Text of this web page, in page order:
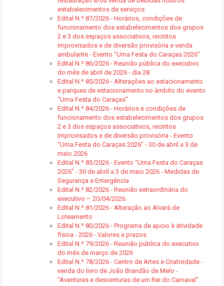
estabelecimentos de serviços:
Edital N.º 87/2026 - Horários, condições de
funcionamento dos estabelecimentos dos grupos
2 e 3 dos espaços associativos, recintos
improvisados e de diversão provisória e venda
ambulante - Evento “Uma Festa do Caraças 2026”
Edital N.º 86/2026 - Reunião pública do executivo
do mês de abril de 2026 - dia 28
Edital N.º 85/2026 - Alterações ao estacionamento
e parques de estacionamento no âmbito do evento
“Uma Festa do Caraças”
Edital N.º 84/2026 - Horários e condições de
funcionamento dos estabelecimentos dos grupos
2 e 3 dos espaços associativos, recintos
improvisados e de diversão provisória - Evento
“Uma Festa do Caraças 2026” - 30 de abril a 3 de
maio 2026
Edital N.º 83/2026 - Evento “Uma Festa do Caraças
2026” - 30 de abril a 3 de maio 2026 - Medidas de
Segurança e Emergência
Edital N.º 82/2026 - Reunião extraordinária do
executivo – 20/04/2026
Edital N.º 81/2026 - Alteração ao Alvará de
Loteamento
Edital N.º 80/2026 - Programa de apoio à atividade
física - 2026 - Valores e prazos
Edital N.º 79/2026 - Reunião pública do executivo
do mês de março de 2026
Edital N.º 78/2026 - Centro de Artes e Criatividade -
venda do livro de João Brandão de Melo -
"Aventuras e desventuras de um Rei do Carnaval"